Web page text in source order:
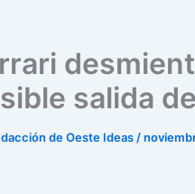
salida
de Oeste Ideas /